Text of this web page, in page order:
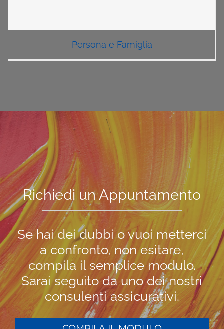
Persona e Famiglia
Richiedi un Appuntamento
Se hai dei dubbi o vuoi metterci
a confronto, non esitare,
compila il semplice modulo.
Sarai seguito da uno dei nostri
consulenti assicurativi.